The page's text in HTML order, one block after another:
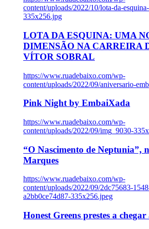
content/uploads/2022/10/lota-da-
335x256.jpg
LOTA DA ESQUINA: UMA
DIMENSÃO NA CARREIRA
VÍTOR SOBRAL
https://www.ruadebaixo.com/wp-
content/uploads/2022/09/aniversario-
Pink Night by EmbaiXada
https://www.ruadebaixo.com/wp-
content/uploads/2022/09/img_9030-
“O Nascimento de Neptunia”,
Marques
https://www.ruadebaixo.com/wp-
content/uploads/2022/09/2dc75683-
a2bb0ce74d87-335x256.jpeg
Honest Greens prestes a